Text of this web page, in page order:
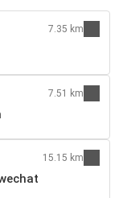
7.35 km
7.51 km
15.15 km